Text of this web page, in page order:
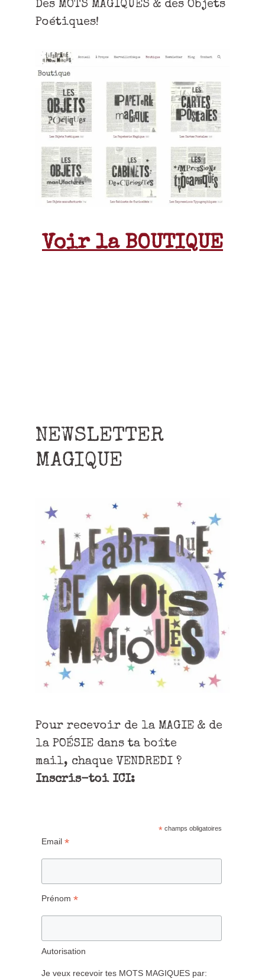
Des MOTS MAGIQUES & des Objets
Poétiques!
Voir la BOUTIQUE
NEWSLETTER
MAGIQUE
Pour recevoir de la MAGIE & de
la POÉSIE dans ta boîte
mail, chaque VENDREDI ?
Inscris-toi ICI:
* champs obligatoires
Email *
Prénom *
Autorisation
Je veux recevoir tes MOTS MAGIQUES par: